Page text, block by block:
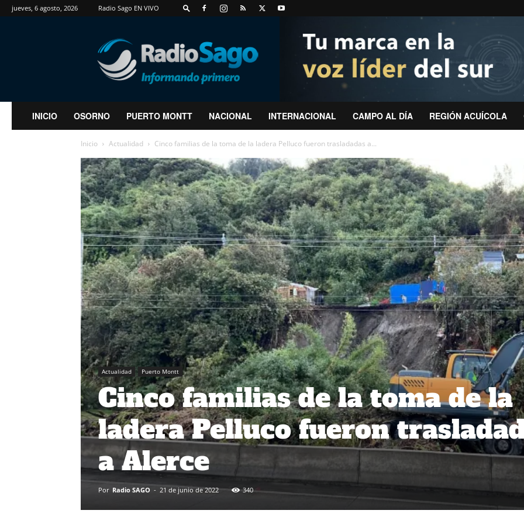
jueves, 6 agosto, 2026 Radio Sago EN VIVO
RadioSago
INICIO OSORNO PUERTO MONTT NACIONAL INTERNACIONAL CAMPO AL DÍA REGIÓN ACUÍCOLA
Inicio Actualidad Cinco familias de la toma de la ladera Pelluco fueron trasladadas a...
Actualidad Puerto Montt
Cinco familias de la toma de la
ladera Pelluco fueron
a Alerce
Por Radio SAGO - 21 de junio de 2022 340